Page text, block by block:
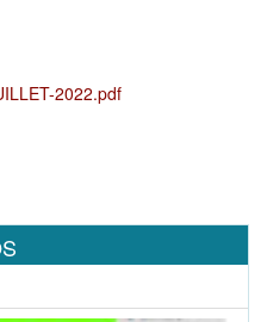
2022.pdf